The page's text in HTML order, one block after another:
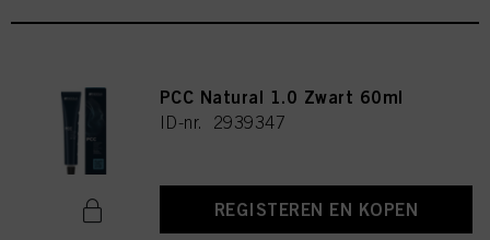
PCC Natural 1.0 Zwart 60ml
ID-nr. 2939347
REGISTEREN EN KOPEN